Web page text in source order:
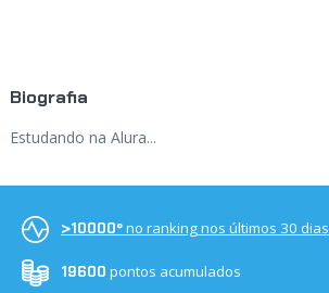
Biografia
Estudando na Alura...
>10000ºno ranking nos últimos 30 dias
19600 pontos acumulados